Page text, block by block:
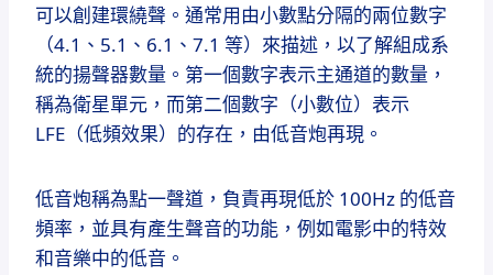
可以創建環繞聲。 通常用由小數點分隔的兩位數字
（4.1、5.1、6.1、7.1 等）來描述，以了解組成系
統的揚聲器數量。 第一個數字表示主通道的數量，
稱為衛星單元，而第二個數字（小數位）表示
LFE（低頻效果）的存在，由低音炮再現。
低音炮稱為點一聲道，負責再現低於 100Hz 的低音
頻率，並具有產生聲音的功能，例如電影中的特效
和音樂中的低音。